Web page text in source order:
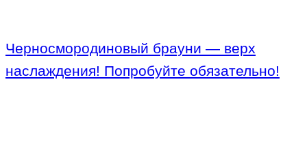
Черносмородиновый брауни — верх
наслаждения! Попробуйте обязательно!